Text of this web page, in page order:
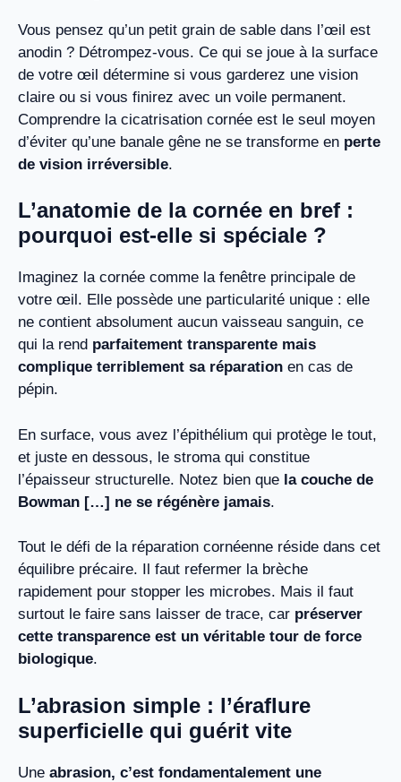
Vous pensez qu’un petit grain de sable dans l’œil est
anodin ? Détrompez-vous. Ce qui se joue à la surface
de votre œil détermine si vous garderez une vision
claire ou si vous finirez avec un voile permanent.
Comprendre la cicatrisation cornée est le seul moyen
d’éviter qu’une banale gêne ne se transforme en perte
de vision irréversible.
L’anatomie de la cornée en bref :
pourquoi est-elle si spéciale ?
Imaginez la cornée comme la fenêtre principale de
votre œil. Elle possède une particularité unique : elle
ne contient absolument aucun vaisseau sanguin, ce
qui la rend parfaitement transparente mais
complique terriblement sa réparation en cas de
pépin.
En surface, vous avez l’épithélium qui protège le tout,
et juste en dessous, le stroma qui constitue
l’épaisseur structurelle. Notez bien que la couche de
Bowman […] ne se régénère jamais.
Tout le défi de la réparation cornéenne réside dans cet
équilibre précaire. Il faut refermer la brèche
rapidement pour stopper les microbes. Mais il faut
surtout le faire sans laisser de trace, car préserver
cette transparence est un véritable tour de force
biologique.
L’abrasion simple : l’éraflure
superficielle qui guérit vite
Une abrasion, c’est fondamentalement une